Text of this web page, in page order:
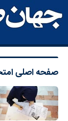
صفحه اصلی